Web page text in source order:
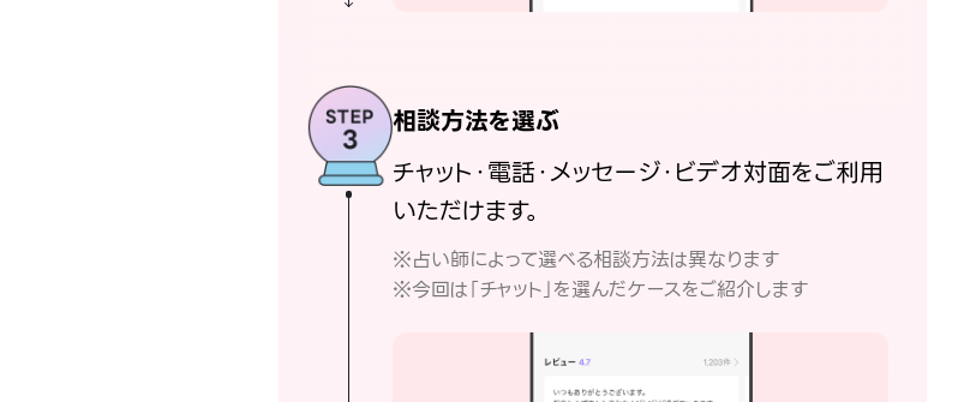
相談方法を選ぶ
チャット・電話・メッセージ・ビデオ対面をご利用
いただけます。
※占い師によって選べる相談方法は異なります
※今回は「チャット」を選んだケースをご紹介します